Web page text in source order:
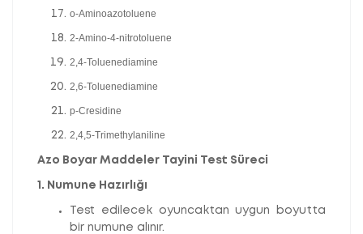
o-Aminoazotoluene
2-Amino-4-nitrotoluene
2,4-Toluenediamine
2,6-Toluenediamine
p-Cresidine
2,4,5-Trimethylaniline
Azo Boyar Maddeler Tayini Test Süreci
1. Numune Hazırlığı
Test edilecek oyuncaktan uygun boyutta
bir numune alınır.